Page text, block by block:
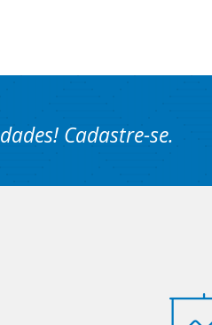
Cadastre-se.